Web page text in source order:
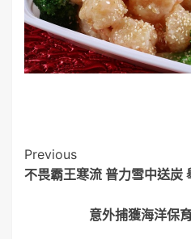
Post
Navigation
Previous
不畏霸王寒流 普力雪中送炭
意外捕獲海洋保